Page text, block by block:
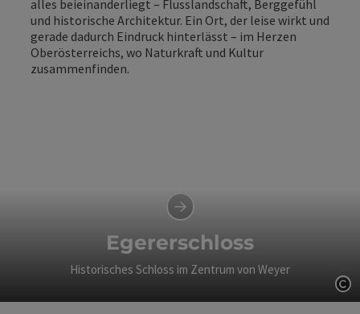
alles beieinanderliegt – Flusslandschaft, Berggefühl
und historische Architektur. Ein Ort, der leise wirkt und
gerade dadurch Eindruck hinterlässt – im Herzen
Oberösterreichs, wo Naturkraft und Kultur
zusammenfinden.
Egererschloss
Historisches Schloss im Zentrum von Weyer